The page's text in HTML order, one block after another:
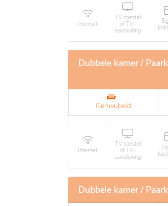
Internet
TV toestel
of TV-
aansluiting
Dubbele kamer /
Gemeubeld
Internet
TV toestel
of TV-
aansluiting
Dubbele kamer /